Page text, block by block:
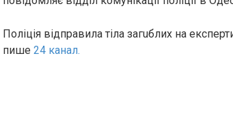
Поліція відправила тiла загuблих на
пише 24 канал.